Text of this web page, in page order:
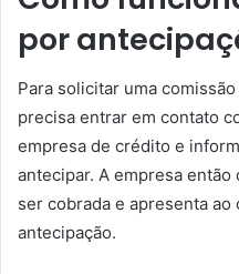
por
Para solicitar uma
precisa entrar em contato
empresa de crédito e
antecipar. A empresa então
ser cobrada e apresenta
antecipação.